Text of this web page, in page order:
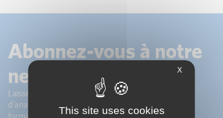
Abonnez-vous à notre
newsletter !
Laissez-nous votre email pour recevoir les articles
d'analyse de nos experts et les actualités de nos
X
This site uses cookies